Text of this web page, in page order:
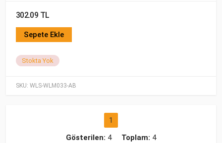
SKU: WLS-WLM033-AB
302.09 TL
Sepete Ekle
Stokta Yok
1
Gösterilen: 4 Toplam: 4